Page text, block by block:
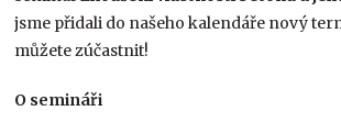
jsme přidali do našeho kalendáře nový
můžete zúčastnit!
O semináři